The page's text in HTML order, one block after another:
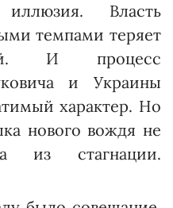
Власть
темпами теряет
И процесс
и Украины
характер. Но
нового вождя не
из стагнации.